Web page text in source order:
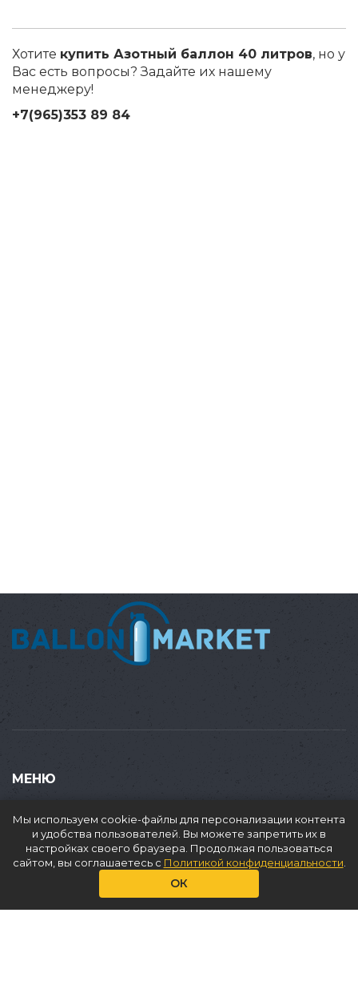
Хотите купить Азотный баллон 40 литров, но у
Вас есть вопросы? Задайте их нашему
менеджеру!
+7(965)353 89 84
МЕНЮ
Продать
Доставка
Мы используем cookie-файлы для персонализации контента
и удобства пользователей. Вы можете запретить их в
настройках своего браузера. Продолжая пользоваться
сайтом, вы соглашаетесь с Политикой конфиденциальности
ОК